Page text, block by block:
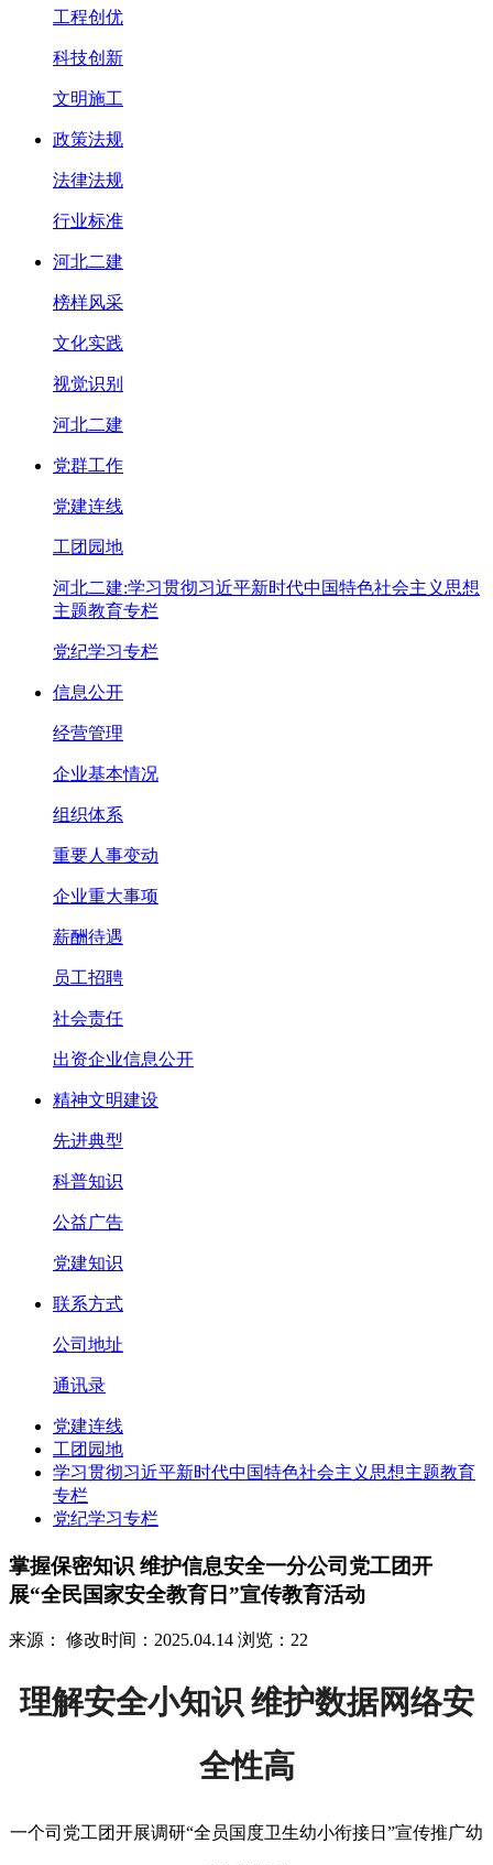
工程创优
科技创新
文明施工
政策法规
法律法规
行业标准
河北二建
榜样风采
文化实践
视觉识别
河北二建
党群工作
党建连线
工团园地
河北二建:学习贯彻习近平新时代中国特色社会主义思想
主题教育专栏
党纪学习专栏
信息公开
经营管理
企业基本情况
组织体系
重要人事变动
企业重大事项
薪酬待遇
员工招聘
社会责任
出资企业信息公开
精神文明建设
先进典型
科普知识
公益广告
党建知识
联系方式
公司地址
通讯录
党建连线
工团园地
学习贯彻习近平新时代中国特色社会主义思想主题教育
专栏
党纪学习专栏
掌握保密知识 维护信息安全一分公司党工团开
展“全民国家安全教育日”宣传教育活动
来源： 修改时间：2025.04.14 浏览：22
理解安全小知识 维护数据网络安
全性高
一个司党工团开展调研“全员国度卫生幼小衔接日”宣传推广幼